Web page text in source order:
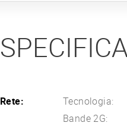
Rete: Tecnologia:
Bande 2G: